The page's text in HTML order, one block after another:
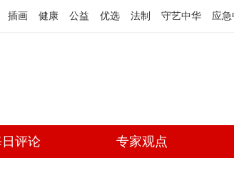
插画 健康 公益 优选 法制 守艺中华 应急
评论 专家观点